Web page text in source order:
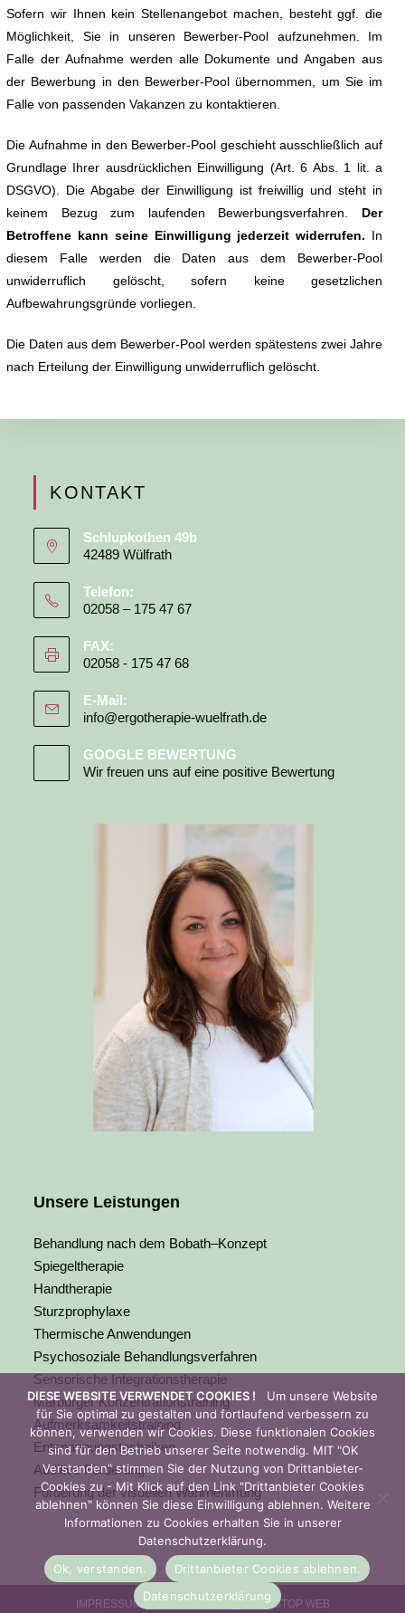
Sofern wir Ihnen kein Stellenangebot machen, besteht ggf. die
Möglichkeit, Sie in unseren Bewerber-Pool aufzunehmen. Im
Falle der Aufnahme werden alle Dokumente und Angaben aus
der Bewerbung in den Bewerber-Pool übernommen, um Sie im
Falle von passenden Vakanzen zu kontaktieren.
Die Aufnahme in den Bewerber-Pool geschieht ausschließlich auf
Grundlage Ihrer ausdrücklichen Einwilligung (Art. 6 Abs. 1 lit. a
DSGVO). Die Abgabe der Einwilligung ist freiwillig und steht in
keinem Bezug zum laufenden Bewerbungsverfahren. Der
Betroffene kann seine Einwilligung jederzeit widerrufen. In
diesem Falle werden die Daten aus dem Bewerber-Pool
unwiderruflich gelöscht, sofern keine gesetzlichen
Aufbewahrungsgründe vorliegen.
Die Daten aus dem Bewerber-Pool werden spätestens zwei Jahre
nach Erteilung der Einwilligung unwiderruflich gelöscht.
KONTAKT
Schlupkothen 49b
42489 Wülfrath
Telefon:
02058 – 175 47 67
FAX:
02058 - 175 47 68
E-Mail:
info@ergotherapie-wuelfrath.de
GOOGLE BEWERTUNG
Wir freuen uns auf eine positive Bewertung
Unsere Leistungen
Behandlung nach dem Bobath–Konzept
Spiegeltherapie
Handtherapie
Sturzprophylaxe
Thermische Anwendungen
Psychosoziale Behandlungsverfahren
Sensorische Integrationstherapie
Marburger Konzentrationstraining
Aufmerksamkeitstraining
Entspannungstechniken
Auditive Förderung
Förderung der visuellen Wahrnehmung
IMPRESSUM |DATENSCHUTZ | © NONSTOP WEB
DIESE WEBSITE VERWENDET COOKIES ! Um unsere Website
für Sie optimal zu gestalten und fortlaufend verbessern zu
können, verwenden wir Cookies. Diese funktionalen Cookies
sind für den Betrieb unserer Seite notwendig. MIT "OK
Verstanden" stimmen Sie der Nutzung von Drittanbieter-
Cookies zu - Mit Klick auf den Link "Drittanbieter Cookies
ablehnen" können Sie diese Einwilligung ablehnen. Weitere
Informationen zu Cookies erhalten Sie in unserer
Datenschutzerklärung.
Ok, verstanden.
Drittanbieter Cookies ablehnen.
Datenschutzerklärung